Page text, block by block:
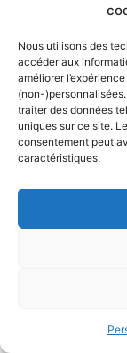
Nous utilisons des
accéder aux
améliorer
(non-
traiter des données
uniques sur ce site.
consentement peut
caractéristiques.
Was
Pause
29 Juli 2026
Segeln war
Freiheit.
Horizont
Cockpits
und Plotter,